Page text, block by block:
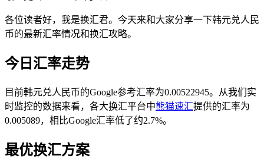
各位读者好，我是换汇君。今天来和大家分享一下韩元兑人民
币的最新汇率情况和换汇攻略。
今日汇率走势
目前韩元兑人民币的Google参考汇率为0.00522945。从我们实
时监控的数据来看，各大换汇平台中熊猫速汇提供的汇率为
0.005089，相比Google汇率低了约2.7%。
最优换汇方案